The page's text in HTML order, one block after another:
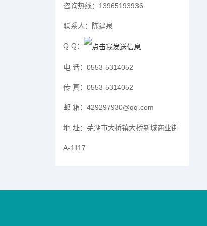
咨询热线： 13965193936
联系人： 陈建泉
Q Q：
电 话： 0553-5314052
传 真： 0553-5314052
邮 箱： 429297930@qq.com
地 址： 芜湖市大桥镇大桥新城商业街
A-1117